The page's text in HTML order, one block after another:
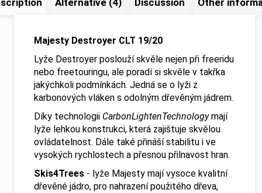
Alternative (4) Discussion Other
Majesty Destroyer CLT 19/20
Lyže Destroyer poslouží skvěle nejen při freeridu
nebo freetouringu, ale poradí si skvěle v takřka
jakýchkoli podmínkách. Jedná se o lyži z
karbonových vláken s odolným dřevěným jádrem.
Díky technologii CarbonLightenTechnologymají
lyže lehkou konstrukci, která zajištuje skvělou
ovládatelnost. Dále také přináší stabilitu i ve
vysokých rychlostech a přesnou přilnavost hran.
Skis4Trees - lyže Majesty mají vysoce kvalitní
dřevěné jádro, pro nahrazení použitého dřeva,